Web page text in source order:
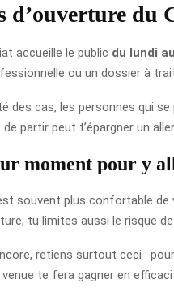
d’ouverture du
accueille le public du lundi
ou un dossier à
des cas, les personnes qui
partir peut t’épargner un
moment pour y
souvent plus confortable de
tu limites aussi le risque
retiens surtout ceci :
te fera gagner en